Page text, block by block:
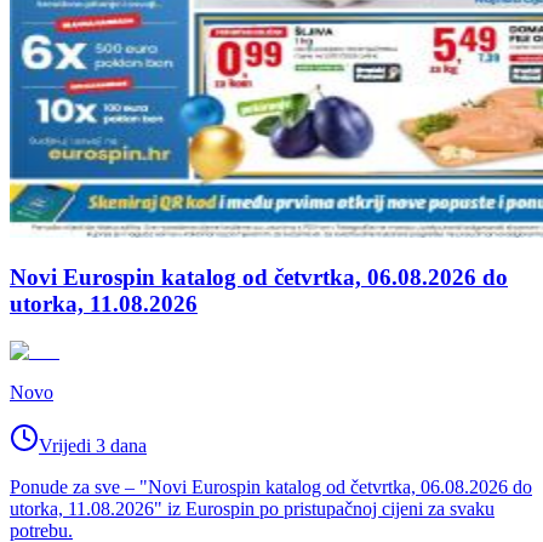
Novi Eurospin katalog od četvrtka, 06.08.2026 do
utorka, 11.08.2026
Novo
Vrijedi 3 dana
Ponude za sve – "Novi Eurospin katalog od četvrtka, 06.08.2026 do
utorka, 11.08.2026" iz Eurospin po pristupačnoj cijeni za svaku
potrebu.